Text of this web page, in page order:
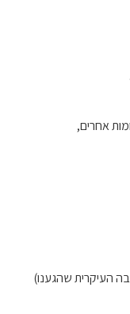
אחרים,
העיקרית שהגענו)